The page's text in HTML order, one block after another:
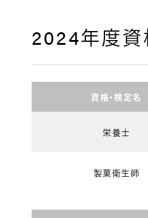
2024年度
資格・検定名
栄養士
製菓衛生師